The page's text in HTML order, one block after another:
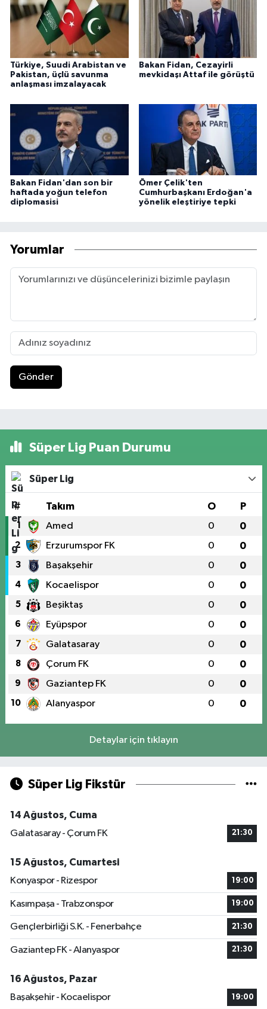
Türkiye, Suudi Arabistan ve
Pakistan, üçlü savunma
anlaşması imzalayacak
Bakan Fidan, Cezayirli
mevkidaşı Attaf ile görüştü
Bakan Fidan'dan son bir
haftada yoğun telefon
diplomasisi
Ömer Çelik'ten
Cumhurbaşkanı Erdoğan'a
yönelik eleştiriye tepki
Yorumlar
Gönder
Süper Lig Puan Durumu
Süper Lig
# Takım O P
1 Amed 0 0
2 Erzurumspor FK 0 0
3 Başakşehir 0 0
4 Kocaelispor 0 0
5 Beşiktaş 0 0
6 Eyüpspor 0 0
7 Galatasaray 0 0
8 Çorum FK 0 0
9 Gaziantep FK 0 0
10 Alanyaspor 0 0
Detaylar için tıklayın
Süper Lig Fikstür
14 Ağustos, Cuma
Galatasaray - Çorum FK
21:30
15 Ağustos, Cumartesi
Konyaspor - Rizespor
19:00
Kasımpaşa - Trabzonspor 19:00
Gençlerbirliği S.K. - Fenerbahçe 21:30
Gaziantep FK - Alanyaspor 21:30
16 Ağustos, Pazar
Başakşehir - Kocaelispor
19:00